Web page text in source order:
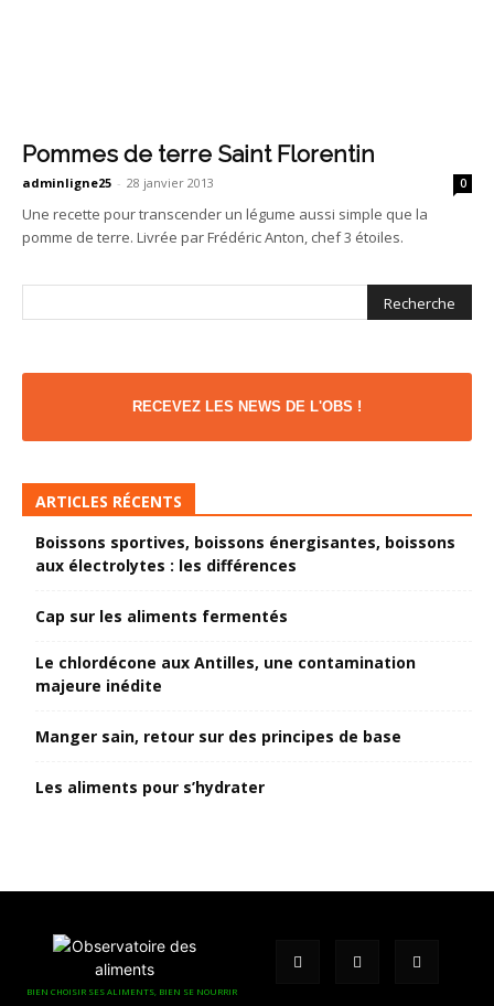
Pommes de terre Saint Florentin
adminligne25 - 28 janvier 2013 0
Une recette pour transcender un légume aussi simple que la
pomme de terre. Livrée par Frédéric Anton, chef 3 étoiles.
RECEVEZ LES NEWS DE L'OBS !
ARTICLES RÉCENTS
Boissons sportives, boissons énergisantes, boissons
aux électrolytes : les différences
Cap sur les aliments fermentés
Le chlordécone aux Antilles, une contamination
majeure inédite
Manger sain, retour sur des principes de base
Les aliments pour s’hydrater
BIEN CHOISIR SES ALIMENTS, BIEN SE NOURRIR